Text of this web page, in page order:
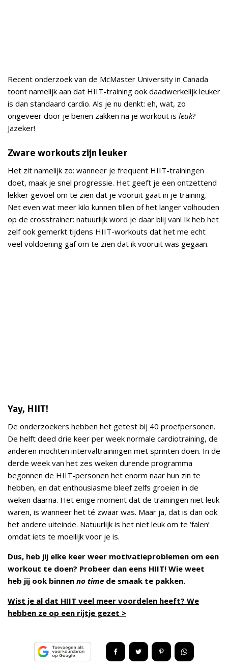
Recent onderzoek van de McMaster University in Canada
toont namelijk aan dat HIIT-training ook daadwerkelijk leuker
is dan standaard cardio. Als je nu denkt: eh, wat, zo
ongeveer door je benen zakken na je workout is leuk?
Jazeker!
Zware workouts zijn leuker
Het zit namelijk zo: wanneer je frequent HIIT-trainingen
doet, maak je snel progressie. Het geeft je een ontzettend
lekker gevoel om te zien dat je vooruit gaat in je training.
Net even wat meer kilo kunnen tillen of het langer volhouden
op de crosstrainer: natuurlijk word je daar blij van! Ik heb het
zelf ook gemerkt tijdens HIIT-workouts dat het me echt
veel voldoening gaf om te zien dat ik vooruit was gegaan.
Yay, HIIT!
De onderzoekers hebben het getest bij 40 proefpersonen.
De helft deed drie keer per week normale cardiotraining, de
anderen mochten intervaltrainingen met sprinten doen. In de
derde week van het zes weken durende programma
begonnen de HIIT-personen het enorm naar hun zin te
hebben, en dat enthousiasme bleef zelfs groeien in de
weken daarna. Het enige moment dat de trainingen niet leuk
waren, is wanneer het té zwaar was. Maar ja, dat is dan ook
het andere uiteinde. Natuurlijk is het niet leuk om te ‘falen’
omdat iets te moeilijk voor je is.
Dus, heb jij elke keer weer motivatieproblemen om een
workout te doen? Probeer dan eens HIIT! Wie weet
heb jij ook binnen no time de smaak te pakken.
Wist je al dat HIIT veel meer voordelen heeft? We
hebben ze op een rijtje gezet >